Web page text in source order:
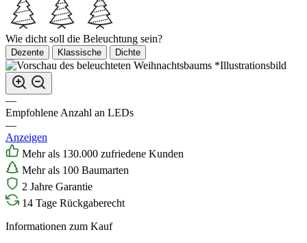
Wie dicht soll die Beleuchtung sein?
Dezente Klassische Dichte
*Illustrationsbild
—
Empfohlene Anzahl an LEDs
—
Anzeigen
Mehr als 130.000 zufriedene Kunden
Mehr als 100 Baumarten
2 Jahre Garantie
14 Tage Rückgaberecht
Informationen zum Kauf